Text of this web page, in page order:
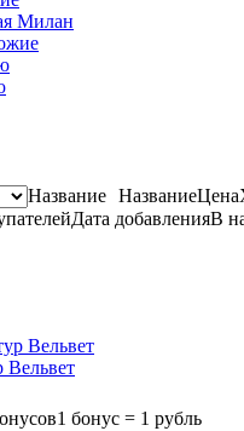
Милан
Название НазваниеЦена
Дата добавленияВ
Вельвет
1 бонус = 1 рубль